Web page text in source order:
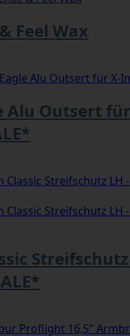
Feel Wax
Alu Outsert
Streifschutz